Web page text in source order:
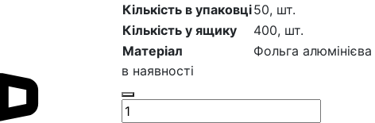
Кількість в упаковці50, шт.
Кількість у ящику
400, шт.
Матеріал
Фольга алюмінієва
в наявності